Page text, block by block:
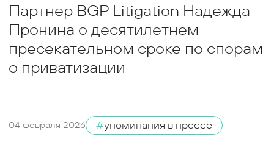
Партнер BGP Litigation Надежда
Пронина о десятилетнем
пресекательном сроке по спорам
о приватизации
04 февраля 2026 #упоминания в прессе